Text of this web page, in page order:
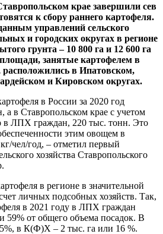
крае завершили сев
к сбору раннего картофеля.
управлений сельского
и городских округах в регионе
грунта – 10 800 га и 12 600 га
занятые картофелем в
в Ипатовском,
и Кировском округах.
в России за 2020 год
а в Ставропольском крае с учетом
в ЛПХ граждан, 220 тыс. тонн. Это
этим овощем в
чел/год, – отметил первый
хозяйства Ставропольского
в регионе в значительной
личных подсобных хозяйств. Так,
в 2021 году в ЛПХ граждан
59% от общего объема посадок. В
в К(Ф)Х – 2 тыс. га или 16 %.